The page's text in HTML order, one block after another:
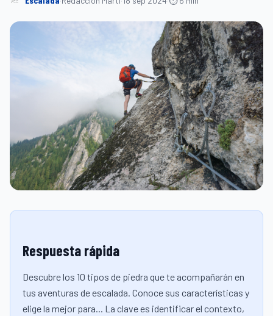
Respuesta rápida
Descubre los 10 tipos de piedra que te acompañarán en
tus aventuras de escalada. Conoce sus características y
elige la mejor para... La clave es identificar el contexto,